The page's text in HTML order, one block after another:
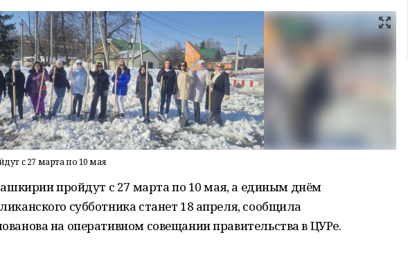
с 27 марта по 10 мая
пройдут с 27 марта по 10 мая, а единым днём
субботника станет 18 апреля, сообщила
на оперативном совещании правительства в ЦУРе.